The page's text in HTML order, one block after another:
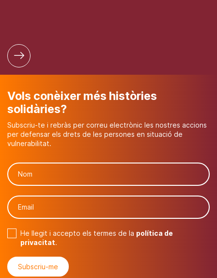
Vols conèixer més històries
solidàries?
Subscriu-te i rebràs per correu electrònic les nostres accions
per defensar els drets de les persones en situació de
vulnerabilitat.
He llegit i accepto els termes de la política de
privacitat.